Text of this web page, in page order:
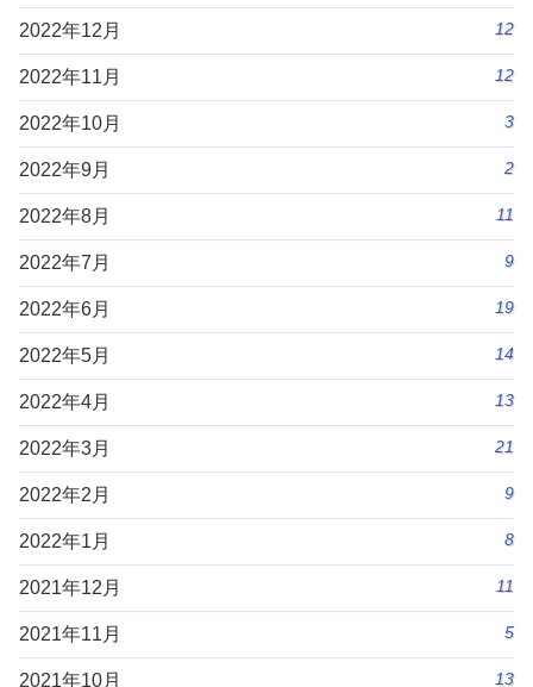
2022年12月 12
2022年11月 12
2022年10月 3
2022年9月 2
2022年8月 11
2022年7月 9
2022年6月 19
2022年5月 14
2022年4月 13
2022年3月 21
2022年2月 9
2022年1月 8
2021年12月 11
2021年11月 5
2021年10月 13